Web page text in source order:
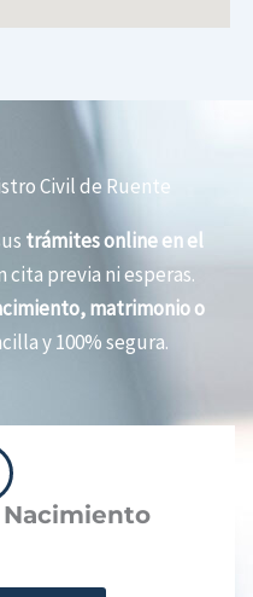
Civil de Ruente
trámites online en el
cita previa ni esperas.
matrimonio o
y 100% segura.